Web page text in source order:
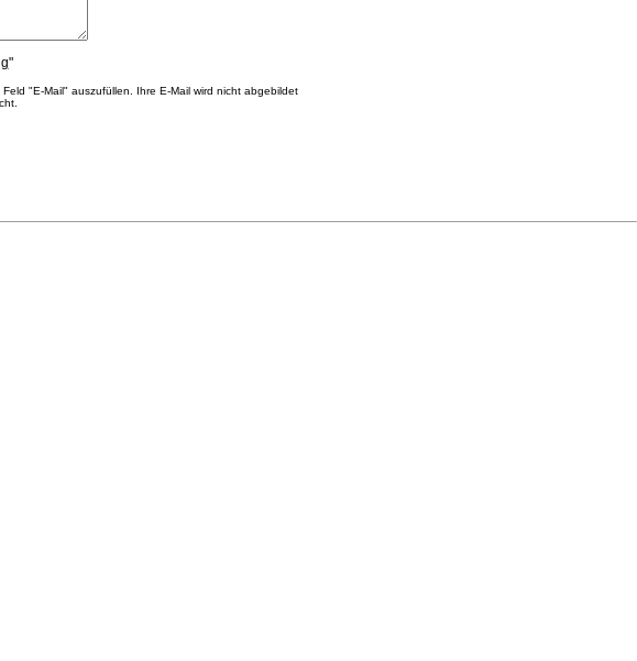
"
"E-Mail" auszufüllen. Ihre E-Mail wird nicht abgebildet